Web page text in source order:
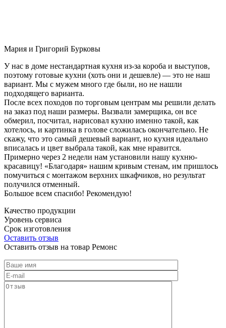
Мария и Григорий Бурковы
У нас в доме нестандартная кухня из-за короба и выступов,
поэтому готовые кухни (хоть они и дешевле) — это не наш
вариант. Мы с мужем много где были, но не нашли
подходящего варианта.
После всех походов по торговым центрам мы решили делать
на заказ под наши размеры. Вызвали замерщика, он все
обмерил, посчитал, нарисовал кухню именно такой, как
хотелось, и картинка в голове сложилась окончательно. Не
скажу, что это самый дешевый вариант, но кухня идеально
вписалась и цвет выбрала такой, как мне нравится.
Примерно через 2 недели нам установили нашу кухню-
красавицу! «Благодаря» нашим кривым стенам, им пришлось
помучиться с монтажом верхних шкафчиков, но результат
получился отменный.
Большое всем спасибо! Рекомендую!
Качество продукции
Уровень сервиса
Срок изготовления
Оставить отзыв
Оставить отзыв на товар Ремонс